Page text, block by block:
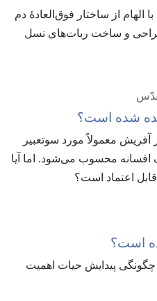
الهام از ساختار فوق‌العادهٔ دم
و ساخت ربات‌های نسل
شده است؟‏
معمولاً مورد سوتعبیر
افسانه محسوب می‌شود.‏ اما آیا
اعتماد است؟‏
است؟‏
پیدایش حیات اهمیت